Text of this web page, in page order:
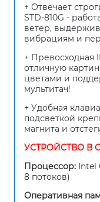
+ Отвечает
STD-810G -
ветер,
вибрациям и
+ Превосходная
отличную
цветами и
мультитач!
+ Удобная
подсветкой
магнита и
УСТРОЙСТВО В
Процессор: Intel
8 потоков)
Оперативная